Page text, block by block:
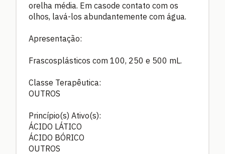
orelha média. Em casode contato com os
olhos, lavá-los abundantemente com água.
Apresentação:
Frascosplásticos com 100, 250 e 500 mL.
Classe Terapêutica:
OUTROS
Princípio(s) Ativo(s):
ÁCIDO LÁTICO
ÁCIDO BÓRICO
OUTROS